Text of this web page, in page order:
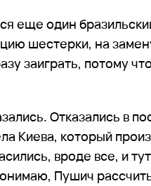
еще один
шестерки, на
заиграть, потому
Отказались в
Киева, который
вроде все, и
Пушич